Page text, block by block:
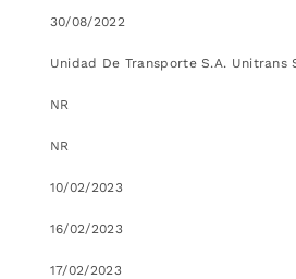
30/08/2022
Unidad De Transporte S.A. Unitrans
NR
NR
10/02/2023
16/02/2023
17/02/2023